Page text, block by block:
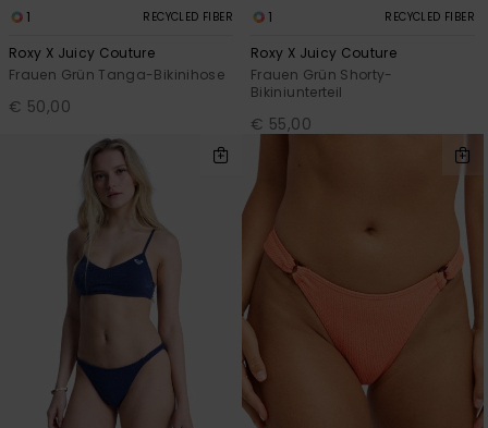
1 RECYCLED FIBER
Roxy X Juicy Couture
Frauen Grün Tanga-Bikinihose
€ 50,00
1 RECYCLED FIBER
Roxy X Juicy Couture
Frauen Grün Shorty-
Bikiniunterteil
€ 55,00